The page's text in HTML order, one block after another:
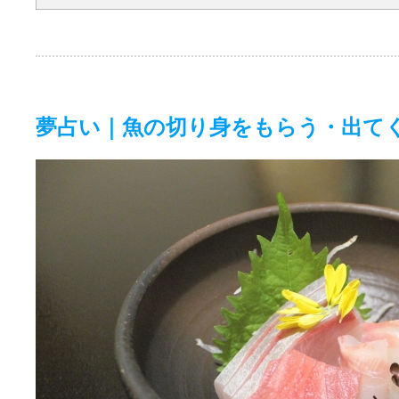
夢占い｜魚の切り身をもらう・出て